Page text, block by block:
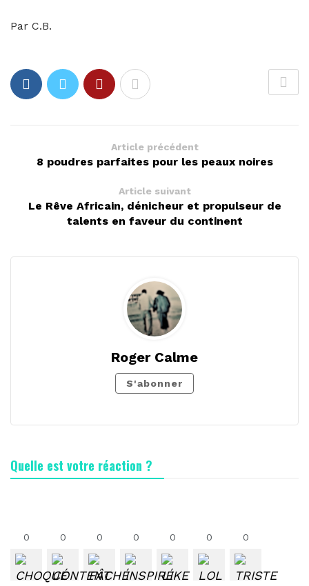
Par C.B.
Article précédent
8 poudres parfaites pour les peaux noires
Article suivant
Le Rêve Africain, dénicheur et propulseur de
talents en faveur du continent
Roger Calme
S'abonner
Quelle est votre réaction ?
0 0 0 0 0 0 0